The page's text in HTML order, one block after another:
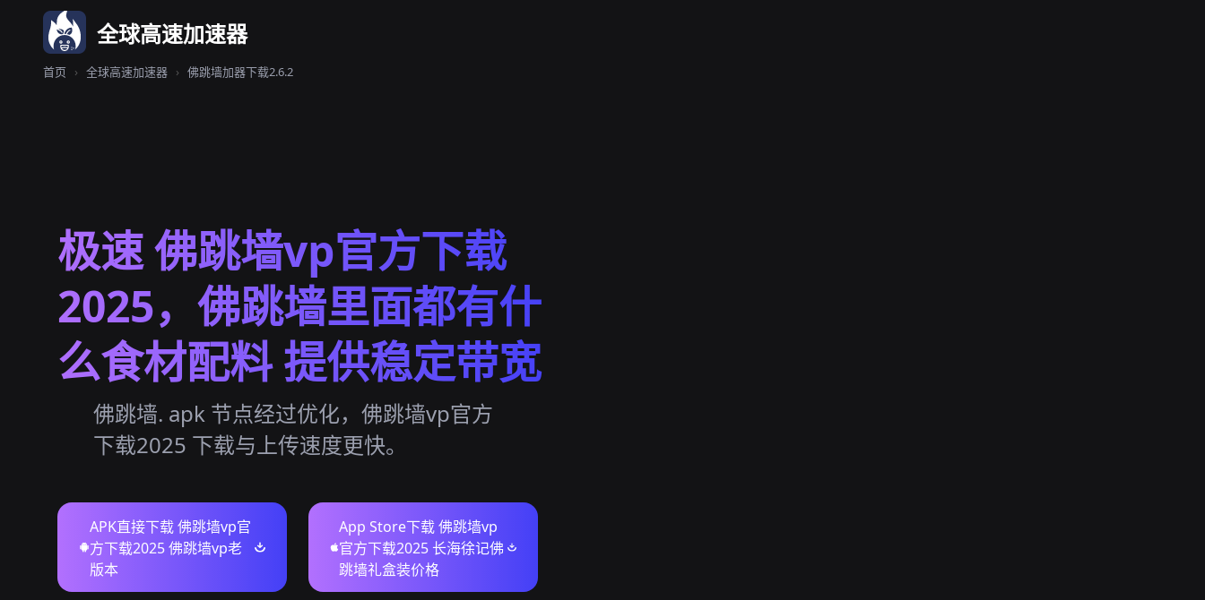
全球高速加速器
首页 › 全球高速加速器 › 佛跳墙加器下载2.6.2
极速 佛跳墙vp官方下载
2025，佛跳墙里面都有什
么食材配料 提供稳定带宽
佛跳墙. apk 节点经过优化，佛跳墙vp官方
下载2025 下载与上传速度更快。
APK直接下载 佛跳墙vp官
方下载2025 佛跳墙vp老
版本
App Store下载 佛跳墙vp
官方下载2025 长海徐记佛
跳墙礼盒装价格